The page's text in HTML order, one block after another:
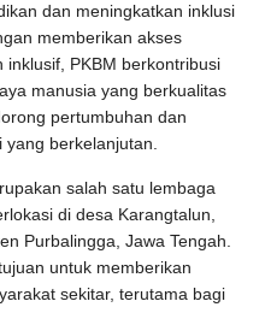
dan meningkatkan inklusi
memberikan akses
PKBM berkontribusi
manusia yang berkualitas
pertumbuhan dan
berkelanjutan.
salah satu lembaga
di desa Karangtalun,
Purbalingga, Jawa Tengah.
untuk memberikan
sekitar, terutama bagi